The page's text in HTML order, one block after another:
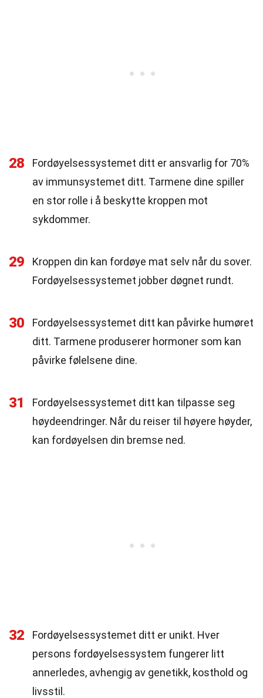
28
Fordøyelsessystemet ditt er ansvarlig for 70%
av immunsystemet ditt. Tarmene dine spiller
en stor rolle i å beskytte kroppen mot
sykdommer.
29
Kroppen din kan fordøye mat selv når du sover.
Fordøyelsessystemet jobber døgnet rundt.
30
Fordøyelsessystemet ditt kan påvirke humøret
ditt. Tarmene produserer hormoner som kan
påvirke følelsene dine.
31
Fordøyelsessystemet ditt kan tilpasse seg
høydeendringer. Når du reiser til høyere høyder,
kan fordøyelsen din bremse ned.
32
Fordøyelsessystemet ditt er unikt. Hver
persons fordøyelsessystem fungerer litt
annerledes, avhengig av genetikk, kosthold og
livsstil.